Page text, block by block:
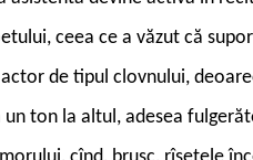
ceea ce a văzut că
de tipul clovnului,
ton la altul, adesea